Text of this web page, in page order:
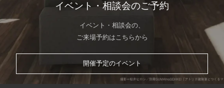
イベント・相談会のご予約
イベント・相談会の、
ご来場予約はこちらから
開催予定のイベント